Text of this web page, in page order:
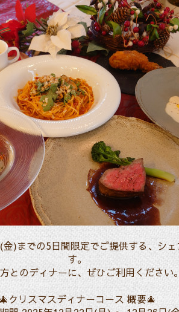
)までの5日間限定でご提供する、シ
す。
とのディナーに、ぜひご利用ください
🎄クリスマスディナーコース 概要🎄